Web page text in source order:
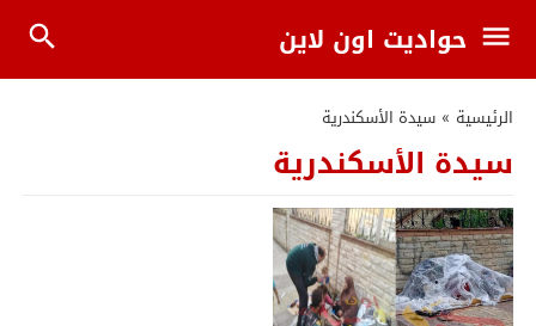
حواديت اون لاين
الرئيسية » سيدة الأسكندرية
سيدة الأسكندرية